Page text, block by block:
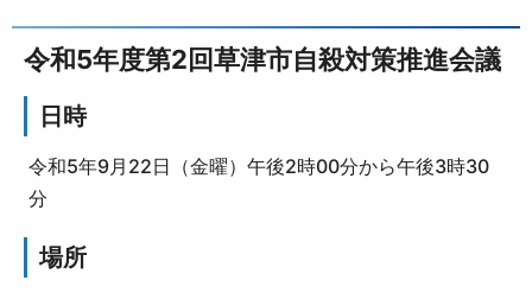
令和5年度第2回草津市自殺対策推進会議
日時
令和5年9月22日（金曜）午後2時00分から午後3時30
分
場所